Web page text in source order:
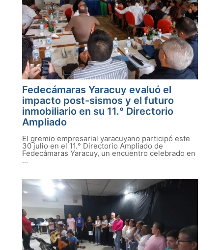
Fedecámaras Yaracuy evaluó el
impacto post-sismos y el futuro
inmobiliario en su 11.° Directorio
Ampliado
El gremio empresarial yaracuyano participó este
30 julio en el 11.° Directorio Ampliado de
Fedecámaras Yaracuy, un encuentro celebrado en
...